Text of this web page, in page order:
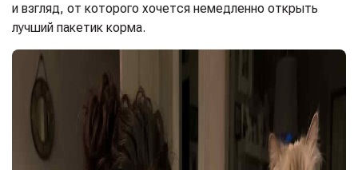
и взгляд, от которого хочется немедленно открыть
лучший пакетик корма.